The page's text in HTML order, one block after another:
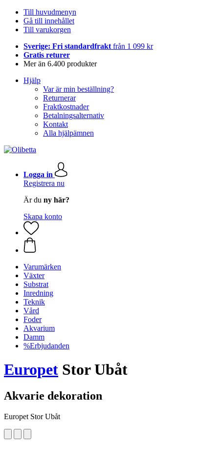
Till huvudmenyn
Gå till innehållet
Till varukorgen
Sverige: Fri standardfrakt från 1 099 kr
Gratis returer
Mer än 6.400 produkter
Hjälp
Var är min beställning?
Returnerar
Fraktkostnader
Betalningsalternativ
Kontakt
Alla hjälpämnen
Logga in
Registrera nu
Är du ny här?
Skapa konto
Varumärken
Växter
Substrat
Inredning
Teknik
Vård
Foder
Akvarium
Damm
%Erbjudanden
Europet Stor Ubåt
Akvarie dekoration
Europet Stor Ubåt